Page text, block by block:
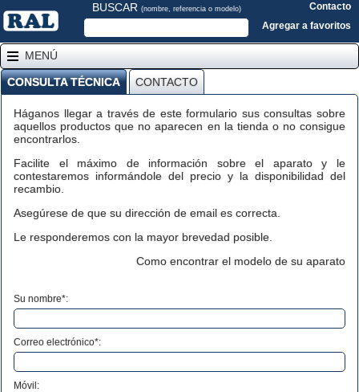
BUSCAR (nombre, referencia o modelo)
Contacto
Agregar a favoritos
MENÚ
CONSULTA TÉCNICA CONTACTO
Háganos llegar a través de este formulario sus consultas sobre
aquellos productos que no aparecen en la tienda o no consigue
encontrarlos.
Facilite el máximo de información sobre el aparato y le
contestaremos informándole del precio y la disponibilidad del
recambio.
Asegúrese de que su dirección de email es correcta.
Le responderemos con la mayor brevedad posible.
Como encontrar el modelo de su aparato
Su nombre*:
Correo electrónico*:
Móvil: